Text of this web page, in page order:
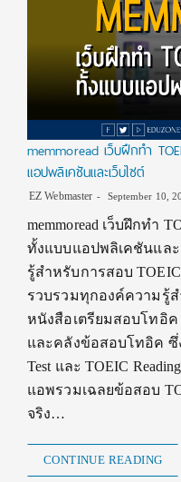
memmoread เว็บฝึกทำ
แอปพลิเคชันและเว็บไซต์
EZ Webmaster September 10,
memmoread เว็บฝึกทำ
ทั้งแบบแอปพลิเคชันและ
รู้สำหรับการสอบ
รวบรวมทุกองค์ความรู้
หนังสือเตรียมสอบโทอิ
และคลังข้อสอบโทอิค ซึ่
Test และ TOEIC
แอพรวมเฉลยข้อสอบ
จริง…
CONTINUE READING